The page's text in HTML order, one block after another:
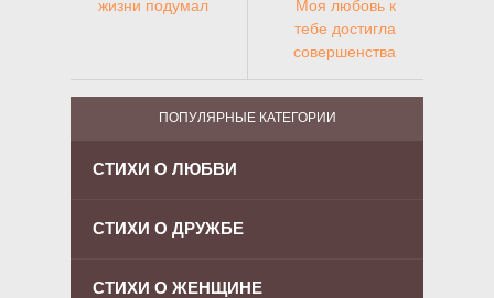
жизни подумал
Моя любовь к
тебе достигла
совершенства
ПОПУЛЯРНЫЕ КАТЕГОРИИ
СТИХИ О ЛЮБВИ
СТИХИ О ДРУЖБЕ
СТИХИ О ЖЕНЩИНЕ